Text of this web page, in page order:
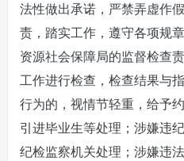
法性做出承诺，严禁弄虚作
责，踏实工作，遵守各项规
资源社会保障局的监督检查
工作进行检查，检查结果与
行为的，视情节轻重，给予
引进毕业生等处理；涉嫌违
纪检监察机关处理；涉嫌违